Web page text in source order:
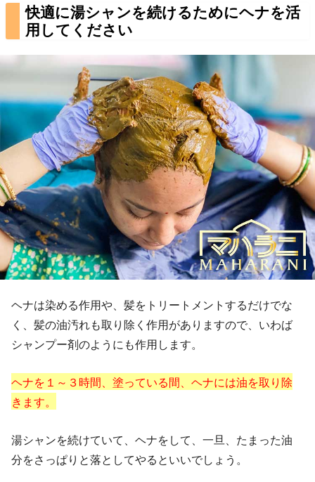
快適に湯シャンを続けるためにヘナを活
用してください
ヘナは染める作用や、髪をトリートメントするだけでな
く、髪の油汚れも取り除く作用がありますので、いわば
シャンプー剤のようにも作用します。
ヘナを１～３時間、塗っている間、ヘナには油を取り除
きます。
湯シャンを続けていて、ヘナをして、一旦、たまった油
分をさっぱりと落としてやるといいでしょう。